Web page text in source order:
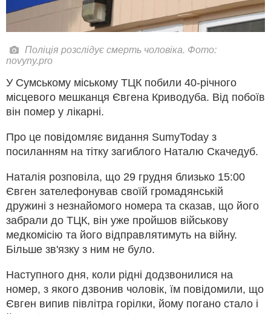
Поліція розслідує смерть чоловіка. Фото:
novyny.pro
У Сумському міському ТЦК побили 40-річного
місцевого мешканця Євгена Криводуба. Від побоїв
він помер у лікарні.
Про це повідомляє видання SumyToday з
посиланням на тітку загиблого Наталю Скачедуб.
Наталія розповіла, що 29 грудня близько 15:00
Євген зателефонував своїй громадянській
дружині з незнайомого номера та сказав, що його
забрали до ТЦК, він уже пройшов військову
медкомісію та його відправлятимуть на війну.
Більше зв'язку з ним не було.
Наступного дня, коли рідні додзвонилися на
номер, з якого дзвонив чоловік, їм повідомили, що
Євген випив півлітра горілки, йому погано стало і